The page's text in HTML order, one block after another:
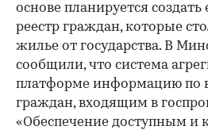
основе планируется
реестр граждан, которые
жилье от государства. В
сообщили, что система
платформе информацию по
граждан, входящим в
«Обеспечение доступным